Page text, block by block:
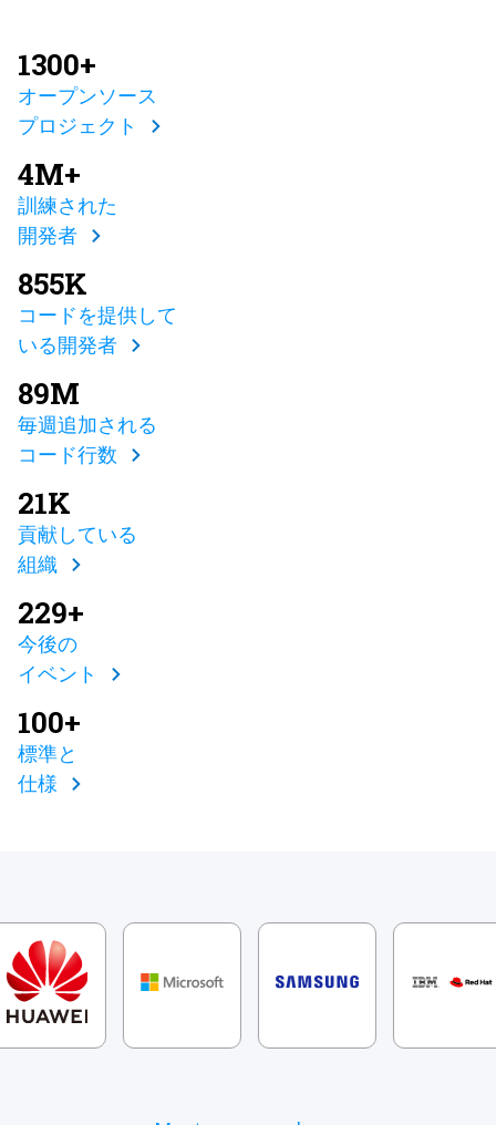
1300+
オープンソース
プロジェクト
4M+
訓練された
開発者
855K
コードを提供して
いる開発者
89M
毎週追加される
コード行数
21K
貢献している
組織
229+
今後の
イベント
100+
標準と
仕様